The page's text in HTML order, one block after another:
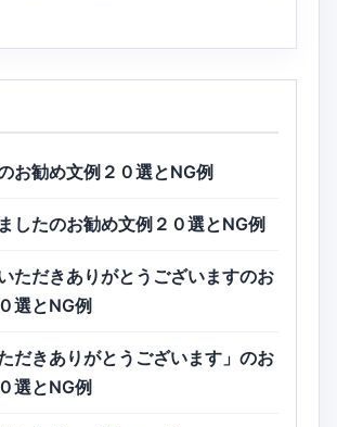
お勧め文例２０選とNG例
したのお勧め文例２０選とNG例
ただきありがとうございますのお
選とNG例
だきありがとうございます」のお
選とNG例